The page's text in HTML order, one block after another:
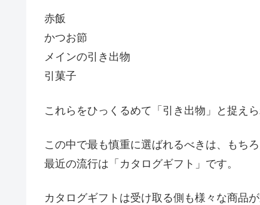
赤飯
かつお節
メインの引き出物
引菓子
これらをひっくるめて「引き出物」と捉えら
この中で最も慎重に選ばれるべきは、もち
最近の流行は「カタログギフト」です。
カタログギフトは受け取る側も様々な商品